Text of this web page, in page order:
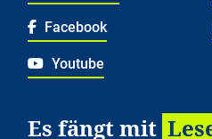
Facebook
Youtube
Es fängt mit